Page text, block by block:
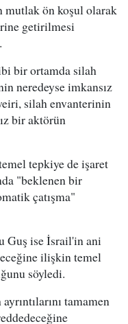
mutlak ön koşul olarak
getirilmesi
bir ortamda silah
neredeyse imkansız
silah envanterinin
bir aktörün
tepkiye de işaret
"beklenen bir
çatışma"
Guş ise İsrail'in ani
ilişkin temel
söyledi.
tamamen